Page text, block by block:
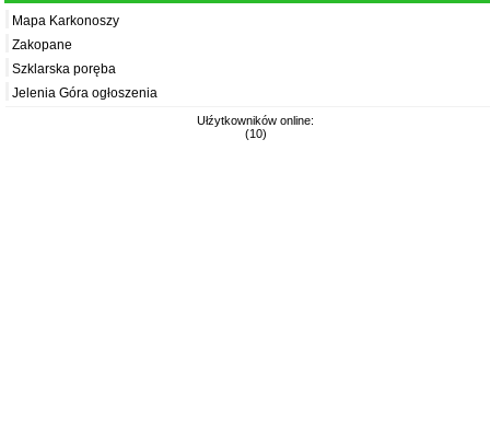
Mapa Karkonoszy
Zakopane
Szklarska poręba
Jelenia Góra ogłoszenia
Ułźytkowników online:
(10)